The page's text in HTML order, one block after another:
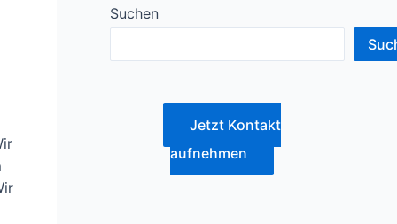
Suchen
Jetzt Kontakt
aufnehmen